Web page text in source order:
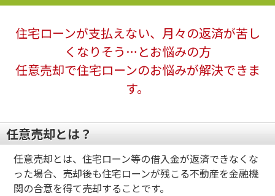
住宅ローンが支払えない、月々の返済が苦し
くなりそう…とお悩みの方
任意売却で住宅ローンのお悩みが解決できま
す。
任意売却とは？
任意売却とは、住宅ローン等の借入金が返済できなくな
った場合、売却後も住宅ローンが残こる不動産を金融機
関の合意を得て売却することです。